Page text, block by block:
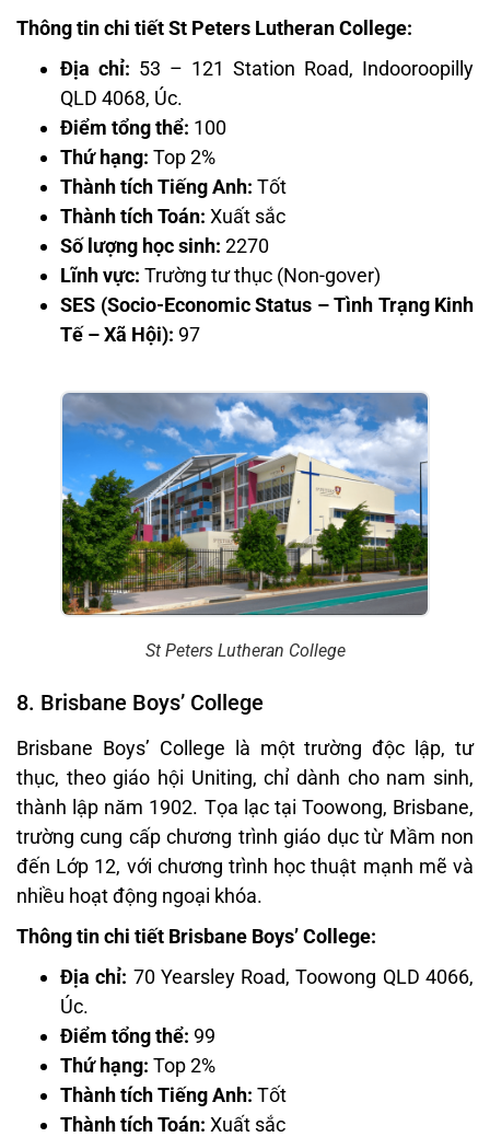
Thông tin chi tiết St Peters Lutheran College:
Địa chỉ: 53 – 121 Station Road, Indooroopilly
QLD 4068, Úc.
Điểm tổng thể: 100
Thứ hạng: Top 2%
Thành tích Tiếng Anh: Tốt
Thành tích Toán: Xuất sắc
Số lượng học sinh: 2270
Lĩnh vực: Trường tư thục (Non-gover)
SES (Socio-Economic Status – Tình Trạng Kinh
Tế – Xã Hội): 97
St Peters Lutheran College
8. Brisbane Boys’ College
Brisbane Boys’ College là một trường độc lập, tư
thục, theo giáo hội Uniting, chỉ dành cho nam sinh,
thành lập năm 1902. Tọa lạc tại Toowong, Brisbane,
trường cung cấp chương trình giáo dục từ Mầm non
đến Lớp 12, với chương trình học thuật mạnh mẽ và
nhiều hoạt động ngoại khóa.
Thông tin chi tiết Brisbane Boys’ College:
Địa chỉ: 70 Yearsley Road, Toowong QLD 4066,
Úc.
Điểm tổng thể: 99
Thứ hạng: Top 2%
Thành tích Tiếng Anh: Tốt
Thành tích Toán: Xuất sắc